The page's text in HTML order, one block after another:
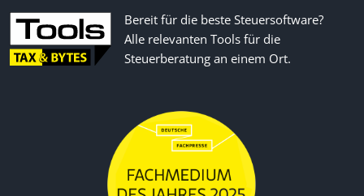
Bereit für die beste Steuersoftware?
Alle relevanten Tools für die
Steuerberatung an einem Ort.